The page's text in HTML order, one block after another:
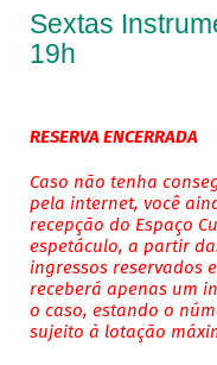
Sextas
19h
RESERVA ENCERRADA
Caso não tenha
pela internet, você
recepção do Espaço
espetáculo, a partir
ingressos reservados
receberá apenas um
o caso, estando o
sujeito à lotação